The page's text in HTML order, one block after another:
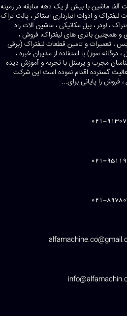
آلفا ماشین با بیش از یک دهه سابقه در زمینه
لیفتراک و ادوات انبارداری استاکر ، پالت تراک
، لودر ، بیل مکانیکی ، ماشین آلات راه
و همچنین باتری های لیفتراک، فروش ،
، تعمیرات و تامین قطعات لیفتراک (برقی
، دوگانه سوز) با استفاده از مدیران خبره ،
مجرب و پرسنل با تجربه و آموزش دیده
گسترده اقدام نموده است این شرکت
، فروش را پایانی برای...
021-
021-
021-